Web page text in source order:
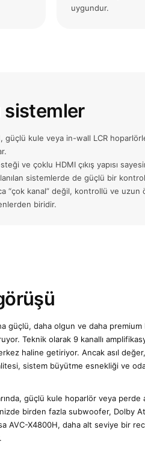
uygundur.
sistemler
güçlü kule veya in-wall LCR
ve çoklu HDMI çıkış yapısı
sistemlerde de güçlü bir
“çok kanal” değil, kontrollü ve
biridir.
güçlü, daha olgun ve daha premium
Teknik olarak 9 kanallı
haline getiriyor. Ancak asıl değer,
sistem büyütme esnekliği ve
güçlü kule hoparlör veya perde
birden fazla subwoofer, Dolby
AVC-X4800H, daha alt seviye bir